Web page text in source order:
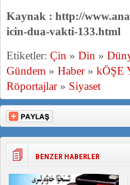
Kaynak : http://
icin-dua-vakti-133.html
Etiketler: Çin » Din »
Gündem » Haber» kÖŞE
Röportajlar» Siyaset
BENZER HABERLER